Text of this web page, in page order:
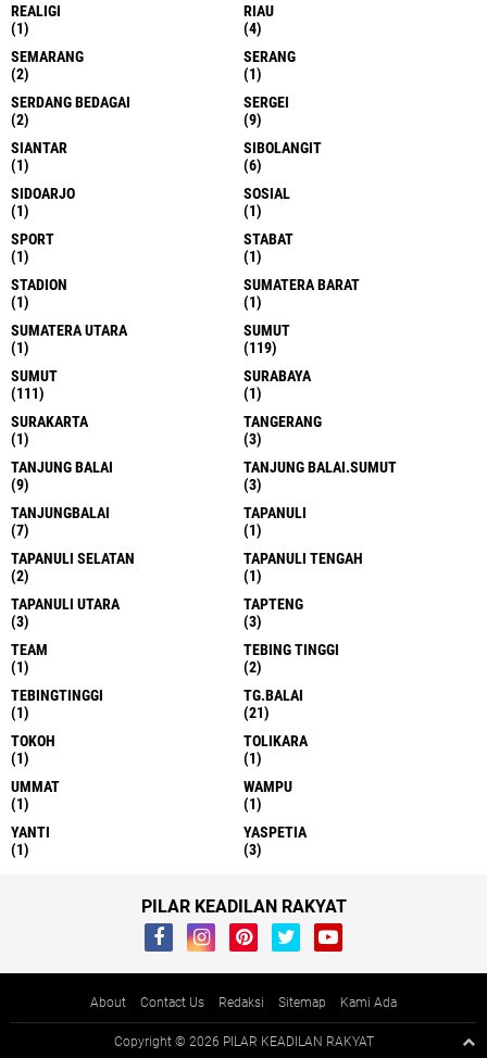
REALIGI
(1)
RIAU
(4)
SEMARANG
(2)
SERANG
(1)
SERDANG BEDAGAI
(2)
SERGEI
(9)
SIANTAR
(1)
SIBOLANGIT
(6)
SIDOARJO
(1)
SOSIAL
(1)
SPORT
(1)
STABAT
(1)
STADION
(1)
SUMATERA BARAT
(1)
SUMATERA UTARA
(1)
SUMUT
(119)
SUMUT
(111)
SURABAYA
(1)
SURAKARTA
(1)
TANGERANG
(3)
TANJUNG BALAI
(9)
TANJUNG BALAI.SUMUT
(3)
TANJUNGBALAI
(7)
TAPANULI
(1)
TAPANULI SELATAN
(2)
TAPANULI TENGAH
(1)
TAPANULI UTARA
(3)
TAPTENG
(3)
TEAM
(1)
TEBING TINGGI
(2)
TEBINGTINGGI
(1)
TG.BALAI
(21)
TOKOH
(1)
TOLIKARA
(1)
UMMAT
(1)
WAMPU
(1)
YANTI
(1)
YASPETIA
(3)
PILAR KEADILAN RAKYAT
About Contact Us Redaksi Sitemap Kami Ada
Copyright © 2026 PILAR KEADILAN RAKYAT